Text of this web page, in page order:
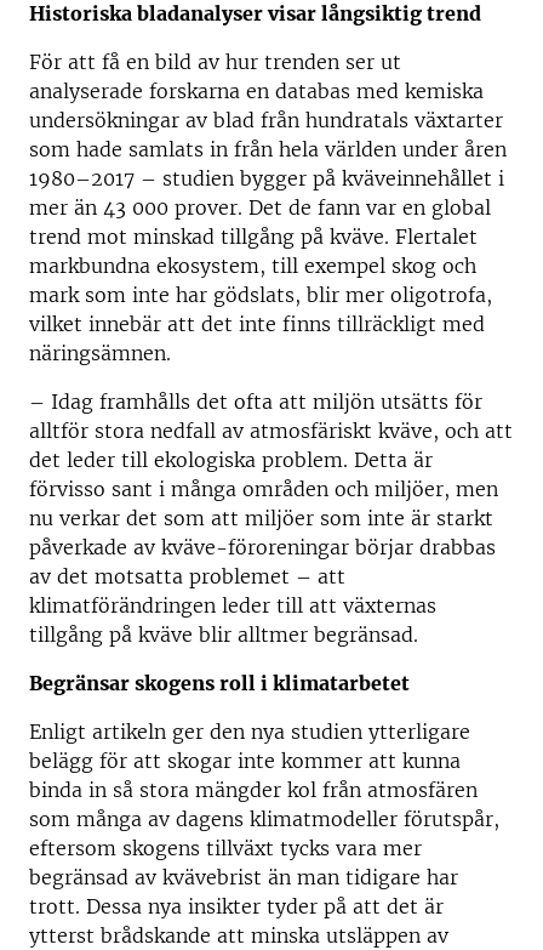
Historiska bladanalyser visar långsiktig trend
För att få en bild av hur trenden ser ut
analyserade forskarna en databas med kemiska
undersökningar av blad från hundratals växtarter
som hade samlats in från hela världen under åren
1980–2017 – studien bygger på kväveinnehållet i
mer än 43 000 prover. Det de fann var en global
trend mot minskad tillgång på kväve. Flertalet
markbundna ekosystem, till exempel skog och
mark som inte har gödslats, blir mer oligotrofa,
vilket innebär att det inte finns tillräckligt med
näringsämnen.
– Idag framhålls det ofta att miljön utsätts för
alltför stora nedfall av atmosfäriskt kväve, och att
det leder till ekologiska problem. Detta är
förvisso sant i många områden och miljöer, men
nu verkar det som att miljöer som inte är starkt
påverkade av kväve-föroreningar börjar drabbas
av det motsatta problemet – att
klimatförändringen leder till att växternas
tillgång på kväve blir alltmer begränsad.
Begränsar skogens roll i klimatarbetet
Enligt artikeln ger den nya studien ytterligare
belägg för att skogar inte kommer att kunna
binda in så stora mängder kol från atmosfären
som många av dagens klimatmodeller förutspår,
eftersom skogens tillväxt tycks vara mer
begränsad av kvävebrist än man tidigare har
trott. Dessa nya insikter tyder på att det är
ytterst brådskande att minska utsläppen av